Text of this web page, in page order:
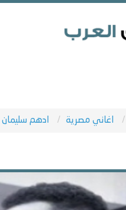
اغاني مصرية ادهم سليمان